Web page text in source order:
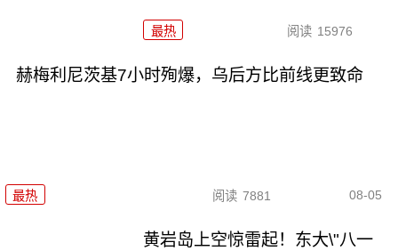
最热 阅读 15976
赫梅利尼茨基7小时殉爆，乌后方比前线更致命
最热 阅读 7881 08-05
黄岩岛上空惊雷起！东大\"八一